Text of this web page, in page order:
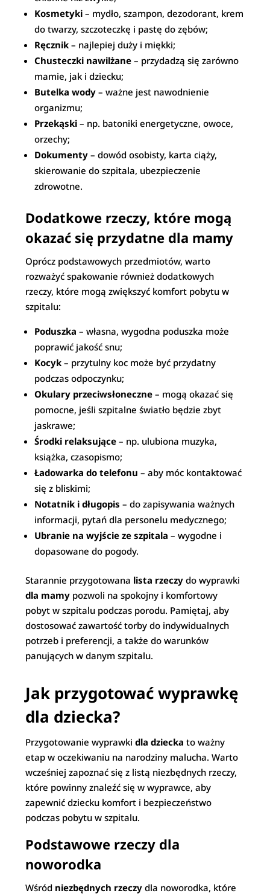
Kosmetyki – mydło, szampon, dezodorant, krem
do twarzy, szczoteczkę i pastę do zębów;
Ręcznik – najlepiej duży i miękki;
Chusteczki nawilżane – przydadzą się zarówno
mamie, jak i dziecku;
Butelka wody – ważne jest nawodnienie
organizmu;
Przekąski – np. batoniki energetyczne, owoce,
orzechy;
Dokumenty – dowód osobisty, karta ciąży,
skierowanie do szpitala, ubezpieczenie
zdrowotne.
Dodatkowe rzeczy, które mogą
okazać się przydatne dla mamy
Oprócz podstawowych przedmiotów, warto
rozważyć spakowanie również dodatkowych
rzeczy, które mogą zwiększyć komfort pobytu w
szpitalu:
Poduszka – własna, wygodna poduszka może
poprawić jakość snu;
Kocyk – przytulny koc może być przydatny
podczas odpoczynku;
Okulary przeciwsłoneczne – mogą okazać się
pomocne, jeśli szpitalne światło będzie zbyt
jaskrawe;
Środki relaksujące – np. ulubiona muzyka,
książka, czasopismo;
Ładowarka do telefonu – aby móc kontaktować
się z bliskimi;
Notatnik i długopis – do zapisywania ważnych
informacji, pytań dla personelu medycznego;
Ubranie na wyjście ze szpitala – wygodne i
dopasowane do pogody.
Starannie przygotowana lista rzeczy do wyprawki
dla mamy pozwoli na spokojny i komfortowy
pobyt w szpitalu podczas porodu. Pamiętaj, aby
dostosować zawartość torby do indywidualnych
potrzeb i preferencji, a także do warunków
panujących w danym szpitalu.
Jak przygotować wyprawkę
dla dziecka?
Przygotowanie wyprawkidla dziecka to ważny
etap w oczekiwaniu na narodziny malucha. Warto
wcześniej zapoznać się z listą niezbędnych rzeczy,
które powinny znaleźć się w wyprawce, aby
zapewnić dziecku komfort i bezpieczeństwo
podczas pobytu w szpitalu.
Podstawowe rzeczy dla
noworodka
Wśród niezbędnych rzeczy dla noworodka, które